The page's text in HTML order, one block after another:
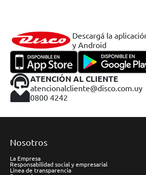
Descargá la
y Android
ATENCIÓN AL CLIENTE
atencionalcliente@disco.com.uy
0800 4242
Nosotros
La Empresa
Responsabilidad social y empresarial
Línea de transparencia